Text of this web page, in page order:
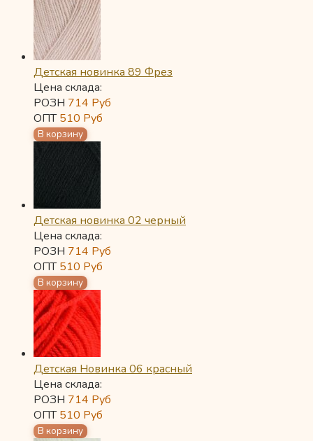
Детская новинка 89 Фрез
Цена склада:
РОЗН 714 Руб
ОПТ510 Руб
Детская новинка 02 черный
Цена склада:
РОЗН 714 Руб
ОПТ510 Руб
Детская Новинка 06 красный
Цена склада:
РОЗН 714 Руб
ОПТ510 Руб